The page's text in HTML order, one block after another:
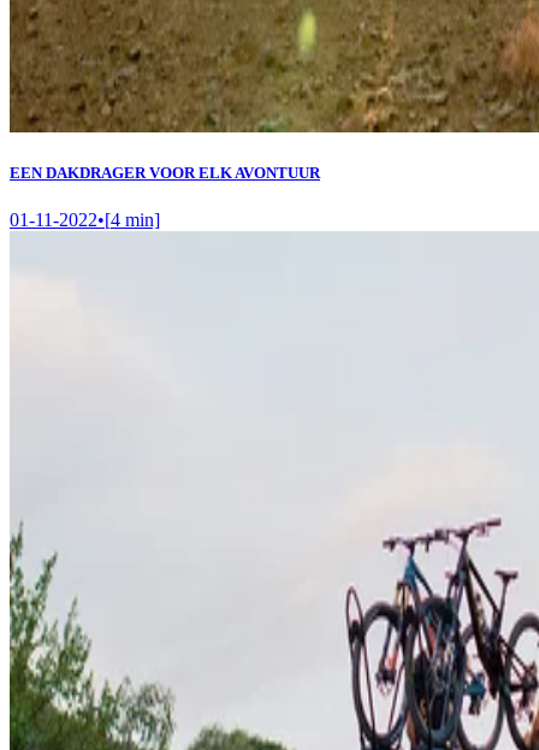
EEN DAKDRAGER VOOR ELK AVONTUUR
01-11-2022•[4 min]